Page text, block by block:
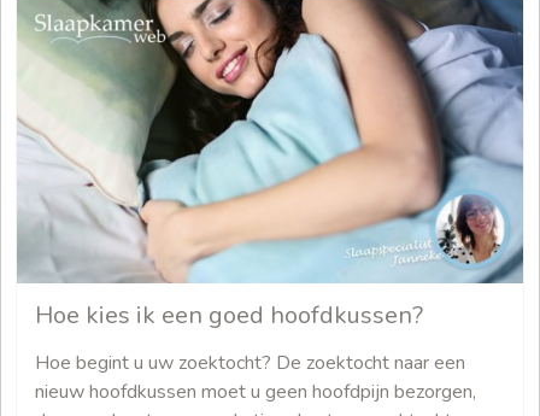
Hoe kies ik een goed hoofdkussen?
Hoe begint u uw zoektocht? De zoektocht naar een
nieuw hoofdkussen moet u geen hoofdpijn bezorgen,